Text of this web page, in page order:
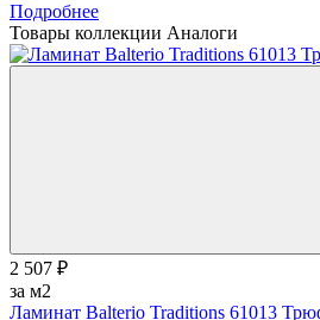
Подробнее
Товары коллекции Аналоги
2 507 ₽
за м2
Ламинат Balterio Traditions 61013